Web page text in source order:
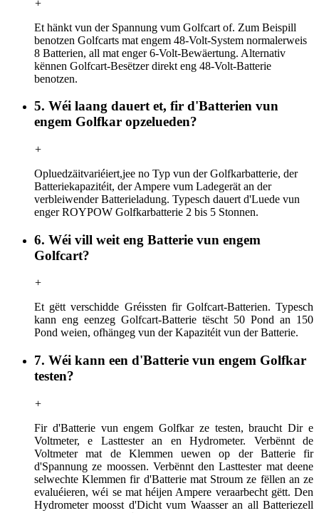
+
Et hänkt vun der Spannung vum Golfcart of. Zum Beispill
benotzen Golfcarts mat engem 48-Volt-System normalerweis
8 Batterien, all mat enger 6-Volt-Bewäertung. Alternativ
kënnen Golfcart-Besëtzer direkt eng 48-Volt-Batterie
benotzen.
5. Wéi laang dauert et, fir d'Batterien vun
engem Golfkar opzelueden?
+
Opluedzäitvariéiert,jee no Typ vun der Golfkarbatterie, der
Batteriekapazitéit, der Ampere vum Ladegerät an der
verbleiwender Batterieladung. Typesch dauert d'Luede vun
enger ROYPOW Golfkarbatterie 2 bis 5 Stonnen.
6. Wéi vill weit eng Batterie vun engem
Golfcart?
+
Et gëtt verschidde Gréissten fir Golfcart-Batterien. Typesch
kann eng eenzeg Golfcart-Batterie tëscht 50 Pond an 150
Pond weien, ofhängeg vun der Kapazitéit vun der Batterie.
7. Wéi kann een d'Batterie vun engem Golfkar
testen?
+
Fir d'Batterie vun engem Golfkar ze testen, braucht Dir e
Voltmeter, e Lasttester an en Hydrometer. Verbënnt de
Voltmeter mat de Klemmen uewen op der Batterie fir
d'Spannung ze moossen. Verbënnt den Lasttester mat deene
selwechte Klemmen fir d'Batterie mat Stroum ze fëllen an ze
evaluéieren, wéi se mat héijen Ampere veraarbecht gëtt. Den
Hydrometer moosst d'Dicht vum Waasser an all Batteriezell